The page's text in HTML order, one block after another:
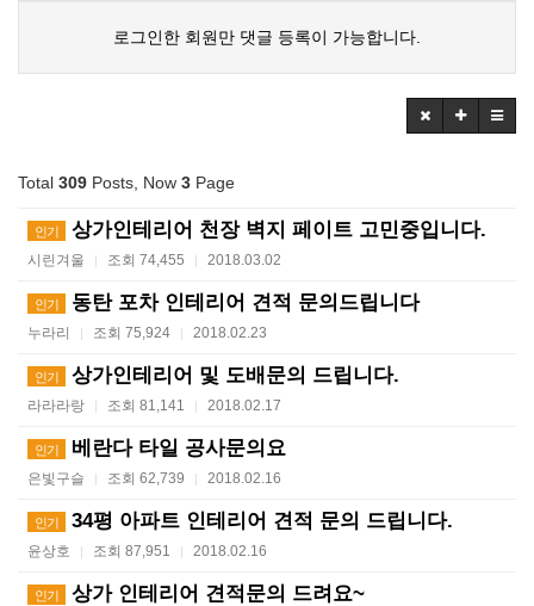
로그인한 회원만 댓글 등록이 가능합니다.
Total 309 Posts, Now 3 Page
인기 상가인테리어 천장 벽지 페이트 고민중입니다.
시린겨울 | 조회 74,455 | 2018.03.02
인기 동탄 포차 인테리어 견적 문의드립니다
누라리 | 조회 75,924 | 2018.02.23
인기 상가인테리어 및 도배문의 드립니다.
라라라랑 | 조회 81,141 | 2018.02.17
인기 베란다 타일 공사문의요
은빛구슬 | 조회 62,739 | 2018.02.16
인기 34평 아파트 인테리어 견적 문의 드립니다.
윤상호 | 조회 87,951 | 2018.02.16
인기 상가 인테리어 견적문의 드려요~